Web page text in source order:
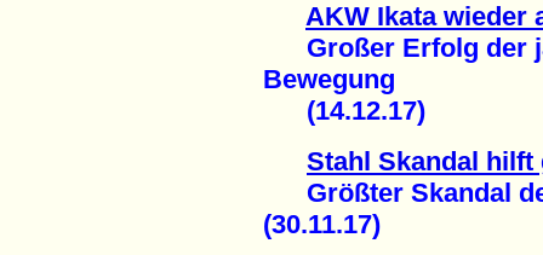
AKW Ikata wieder
Großer Erfolg der
Bewegung
(14.12.17)
Stahl Skandal hilft
Größter Skandal
(30.11.17)